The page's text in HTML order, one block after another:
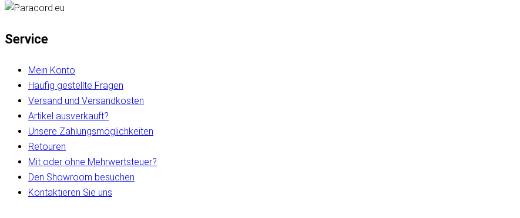
Service
Mein Konto
Häufig gestellte Fragen
Versand und Versandkosten
Artikel ausverkauft?
Unsere Zahlungsmöglichkeiten
Retouren
Mit oder ohne Mehrwertsteuer?
Den Showroom besuchen
Kontaktieren Sie uns